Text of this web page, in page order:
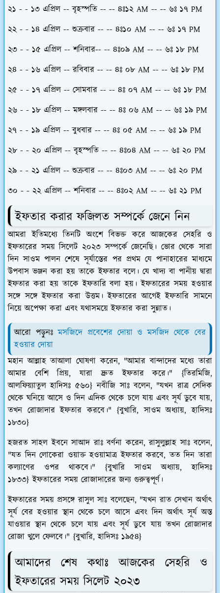
২১ - - ১৩ এপ্রিল -- বৃহস্পতি -- -- ৪ঃ১২ AM -- -- ৬ঃ ১৭ PM
২২ - - ১৪ এপ্রিল -- শুক্রবার -- -- ৪ঃ১০ AM -- -- ৬ঃ ১৭ PM
২৩ - - ১৫ এপ্রিল -- শনিবার-- -- ৪ঃ০৯ AM -- -- ৬ঃ ১৮ PM
২৪ - - ১৬ এপ্রিল -- রবিবার -- -- ৪ঃ ০৮ AM -- -- ৬ঃ ১৮ PM
২৫ - - ১৭ এপ্রিল -- সোমবার -- -- ৪ঃ ০৭ AM -- -- ৬ঃ ১৮ PM
২৬ - - ১৮ এপ্রিল -- মঙ্গলবার -- -- ৪ঃ ০৬ AM -- -- ৬ঃ ১৯ PM
২৭ - - ১৯ এপ্রিল -- বুধবার -- -- ৪ঃ ০৫ AM -- -- ৬ঃ ১৯ PM
২৮ - - ২০ এপ্রিল -- বৃহস্পতি -- -- ৪ঃ০৪ AM -- -- ৬ঃ ২০ PM
২৯ - - ২১ এপ্রিল -- শুক্রবার -- -- ৪ঃ০৩ AM -- -- ৬ঃ ২০ PM
৩০ - - ২২ এপ্রিল -- শনিবার -- -- ৪ঃ০২ AM -- -- ৬ঃ ২১ PM
ইফতার করার ফজিলত সম্পর্কে জেনে নিন
আমরা ইতিমধ্যে তিনটি অংশে বিভক্ত করে আজকের সেহরি ও
ইফতারের সময় সিলেট ২০২৩ সম্পর্কে জেনেছি। ভোর থেকে সারা
দিন সাওম পালন শেষে সূর্যাস্তের পর প্রথম যে পানাহারের মাধ্যমে
উপবাস ভঞ্জন করা হয় তাকে ইফতার বলে। যে খাদ্য বা পানীয় দ্বারা
ইফতার করা হয় তাকে ইফতারি বলা হয়। ইফতারের সময় হওয়ার
সঙ্গে সঙ্গে ইফতার করা উত্তম। ইফতারের আগেই ইফতারি সামনে
নিয়ে অপেক্ষা করা এবং যথাসময়ে ইফতার করা সুন্নাত।
আরো পড়ুনঃমসজিদে প্রবেশের দোয়া ও মসজিদ থেকে বের
হওয়ার দোয়া
মহান আল্লাহ তাআলা ঘোষণা করেন, "আমার বান্দাদের মধ্যে তারা
আমার বেশি প্রিয়, যারা দ্রুত ইফতার করে।" {তিরমিজি,
আলফিয়্যাতুল হাদিসঃ ৫৬০} নবীজি সাঃ বলেন, "যখন রাত্র সেদিক
থেকে ঘনিয়ে আসে ও দিন এদিক থেকে চলে যায় এবং সূর্য ডুবে যায়,
তখন রোজাদার ইফতার করবে।" {বুখারি, সাওম অধ্যায়, হাদিসঃ
১৮৩০}
হজরত সাহল ইবনে সাআদ রাঃ বর্ণনা করেন, রাসুলুল্লাহ সাঃ বলেন,
"যত দিন লোকেরা ওয়াক্ত হওয়ামাত্র ইফতার করবে, তত দিন তারা
কল্যাণের ওপর থাকবে।" {বুখারি সাওম অধ্যায়, হাদিসঃ
১৮৩৩} ইফতারের সময় রোজাদারের জন্য গুরুত্বপূর্ণ।
ইফতারের সময় প্রসঙ্গে রাসুল সাঃ বলেছেন, "যখন রাত সেখান অর্থাৎ
সূর্য বের হওয়ার স্থান থেকে চলে আসে এবং দিন অর্থাৎ সূর্য অস্ত
যাওয়ার স্থান থেকে চলে যায় এবং সূর্য ডুবে যায় তখন রোজাদার
রোজা খুলে ফেলবে।" {বুখারি, হাদিসঃ ১৯৫৪}
আমাদের শেষ কথাঃ আজকের সেহরি ও
ইফতারের সময় সিলেট ২০২৩